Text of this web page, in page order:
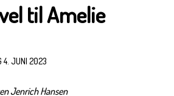
til Amelie
4. JUNI 2023
Jenrich Hansen